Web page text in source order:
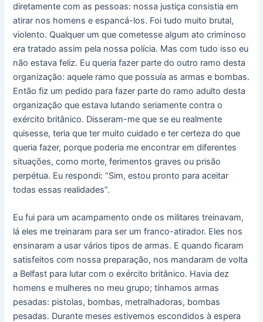
diretamente com as pessoas: nossa justiça consistia em
atirar nos homens e espancá-los. Foi tudo muito brutal,
violento. Qualquer um que cometesse algum ato criminoso
era tratado assim pela nossa polícia. Mas com tudo isso eu
não estava feliz. Eu queria fazer parte do outro ramo desta
organização: aquele ramo que possuía as armas e bombas.
Então fiz um pedido para fazer parte do ramo adulto desta
organização que estava lutando seriamente contra o
exército britânico. Disseram-me que se eu realmente
quisesse, teria que ter muito cuidado e ter certeza do que
queria fazer, porque poderia me encontrar em diferentes
situações, como morte, ferimentos graves ou prisão
perpétua. Eu respondi: “Sim, estou pronto para aceitar
todas essas realidades”.
Eu fui para um acampamento onde os militares treinavam,
lá eles me treinaram para ser um franco-atirador. Eles nos
ensinaram a usar vários tipos de armas. E quando ficaram
satisfeitos com nossa preparação, nos mandaram de volta
a Belfast para lutar com o exército britânico. Havia dez
homens e mulheres no meu grupo; tínhamos armas
pesadas: pistolas, bombas, metralhadoras, bombas
pesadas. Durante meses estivemos escondidos à espera